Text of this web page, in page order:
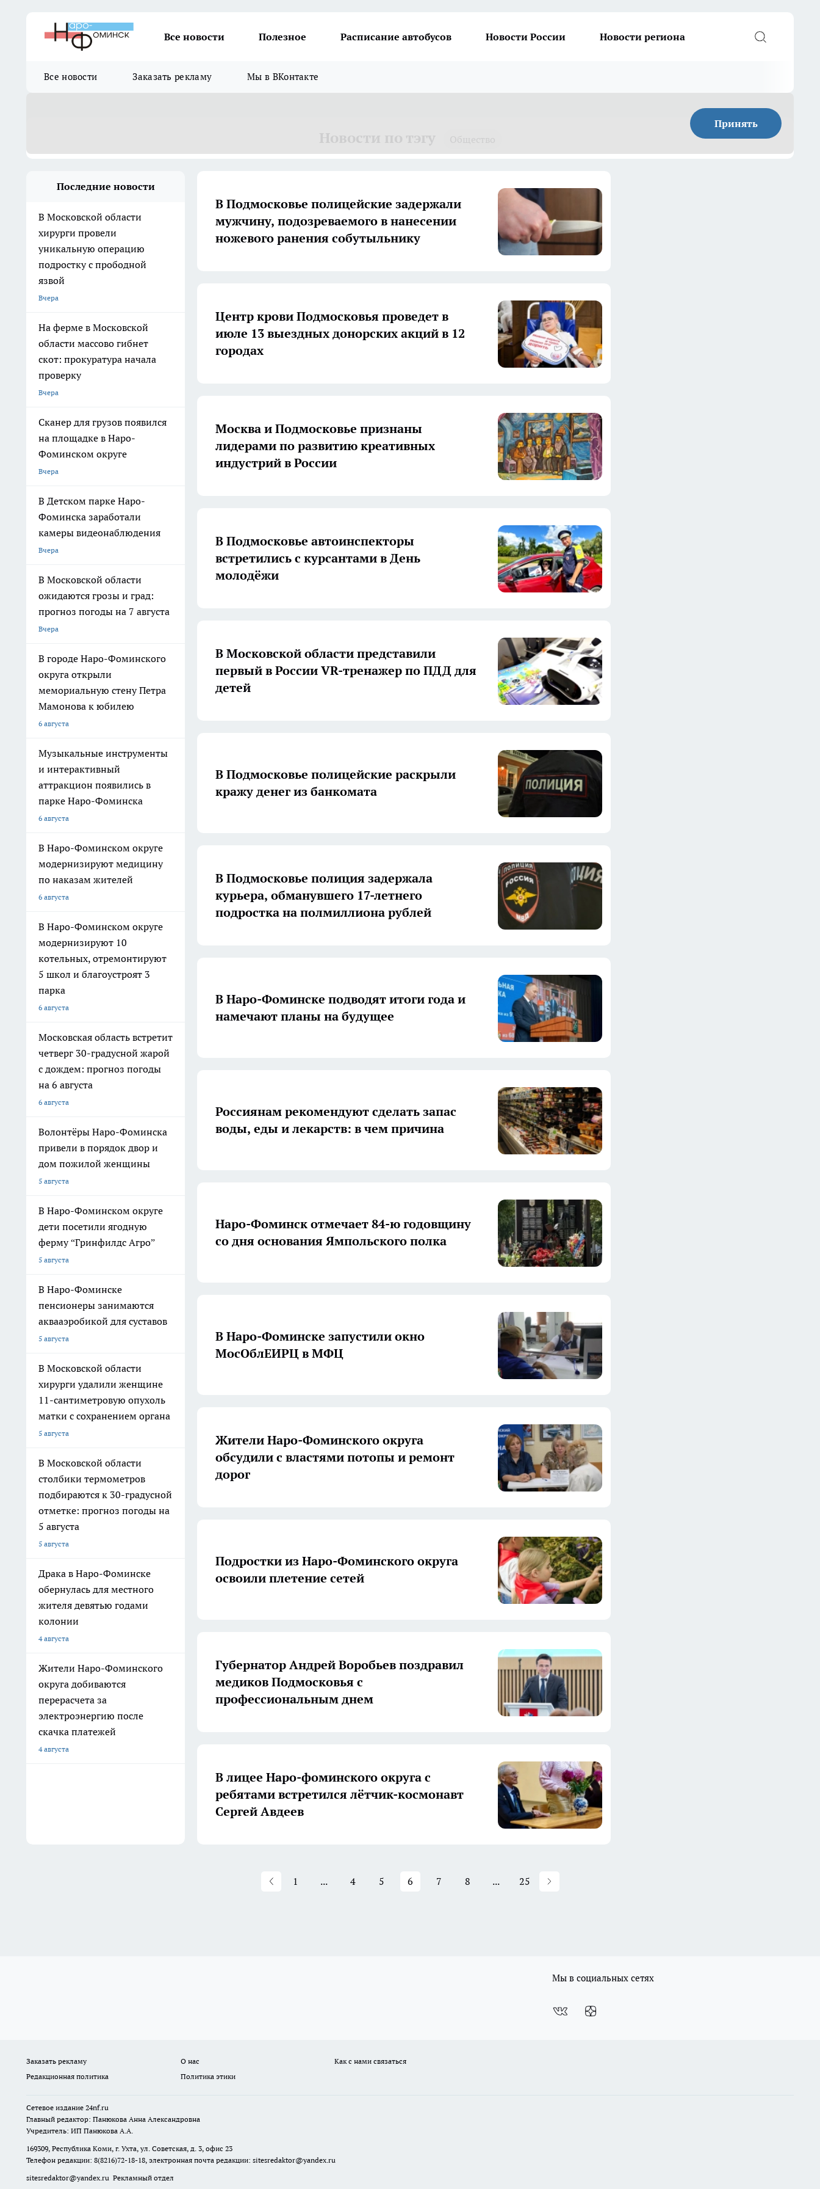
Все новости Полезное Расписание автобусов Новости России Новости региона
Все новости Заказать рекламу Мы в ВКонтакте
Принять
Последние новости
В Московской области
хирурги провели
уникальную операцию
подростку с прободной
язвой
Вчера
На ферме в Московской
области массово гибнет
скот: прокуратура начала
проверку
Вчера
Сканер для грузов появился
на площадке в Наро-
Фоминском округе
Вчера
В Детском парке Наро-
Фоминска заработали
камеры видеонаблюдения
Вчера
В Московской области
ожидаются грозы и град:
прогноз погоды на 7 августа
Вчера
В городе Наро-Фоминского
округа открыли
мемориальную стену Петра
Мамонова к юбилею
6 августа
Музыкальные инструменты
и интерактивный
аттракцион появились в
парке Наро-Фоминска
6 августа
В Наро-Фоминском округе
модернизируют медицину
по наказам жителей
6 августа
В Наро-Фоминском округе
модернизируют 10
котельных, отремонтируют
5 школ и благоустроят 3
парка
6 августа
Московская область встретит
четверг 30-градусной жарой
с дождем: прогноз погоды
на 6 августа
6 августа
Волонтёры Наро-Фоминска
привели в порядок двор и
дом пожилой женщины
5 августа
В Наро-Фоминском округе
дети посетили ягодную
ферму “Гринфилдс Агро”
5 августа
В Наро-Фоминске
пенсионеры занимаются
аквааэробикой для суставов
5 августа
В Московской области
хирурги удалили женщине
11-сантиметровую опухоль
матки с сохранением органа
5 августа
В Московской области
столбики термометров
подбираются к 30-градусной
отметке: прогноз погоды на
5 августа
5 августа
Драка в Наро-Фоминске
обернулась для местного
жителя девятью годами
колонии
4 августа
Жители Наро-Фоминского
округа добиваются
перерасчета за
электроэнергию после
скачка платежей
4 августа
В Подмосковье полицейские задержали
мужчину, подозреваемого в нанесении
ножевого ранения собутыльнику
Центр крови Подмосковья проведет в
июле 13 выездных донорских акций в 12
городах
Москва и Подмосковье признаны
лидерами по развитию креативных
индустрий в России
В Подмосковье автоинспекторы
встретились с курсантами в День
молодёжи
В Московской области представили
первый в России VR-тренажер по ПДД для
детей
В Подмосковье полицейские раскрыли
кражу денег из банкомата
В Подмосковье полиция задержала
курьера, обманувшего 17-летнего
подростка на полмиллиона рублей
В Наро-Фоминске подводят итоги года и
намечают планы на будущее
Россиянам рекомендуют сделать запас
воды, еды и лекарств: в чем причина
Наро-Фоминск отмечает 84-ю годовщину
со дня основания Ямпольского полка
В Наро-Фоминске запустили окно
МосОблЕИРЦ в МФЦ
Жители Наро-Фоминского округа
обсудили с властями потопы и ремонт
дорог
Подростки из Наро-Фоминского округа
освоили плетение сетей
Губернатор Андрей Воробьев поздравил
медиков Подмосковья с
профессиональным днем
В лицее Наро-фоминского округа с
ребятами встретился лётчик-космонавт
Сергей Авдеев
1 ... 4 5 6 7 8 ... 25
Мы в социальных сетях
Заказать рекламу О нас
Как с нами связаться
Редакционная политика
Политика этики
Сетевое издание 24nf.ru
Главный редактор: Панюкова Анна Александровна
Учредитель: ИП Панюкова А.А.
169309, Республика Коми, г. Ухта, ул. Советская, д. 3, офис 23
Телефон редакции: 8(8216)72-18-18, электронная почта редакции: sitesredaktor@yandex.ru
sitesredaktor@yandex.ru Рекламный отдел